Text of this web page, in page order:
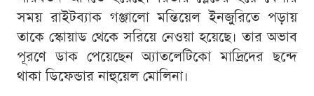
সময় রাইটব্যাক গঞ্জালো মন্তিয়েল ইনজুরিতে পড়ায়
তাকে স্কোয়াড থেকে সরিয়ে নেওয়া হয়েছে। তার অভাব
পূরণে ডাক পেয়েছেন অ্যাতলেটিকো মাদ্রিদের ছন্দে
থাকা ডিফেন্ডার নাহুয়েল মোলিনা।